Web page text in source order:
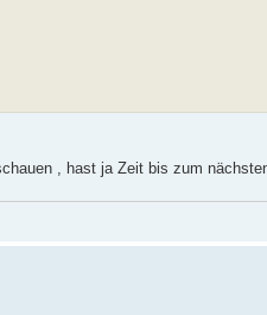
, hast ja Zeit bis zum